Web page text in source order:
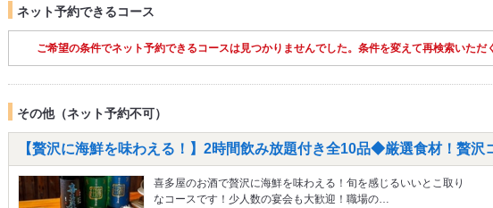
ネット予約できるコース
ご希望の条件でネット予約できるコースは見つかりませんでした。条件を変えて再検索いただ
その他（ネット予約不可）
【贅沢に海鮮を味わえる！】2時間飲み放題付き全10品◆厳選食材！贅沢
喜多屋のお酒で贅沢に海鮮を味わえる！旬を感じるいいとこ取り
なコースです！少人数の宴会も大歓迎！職場の…